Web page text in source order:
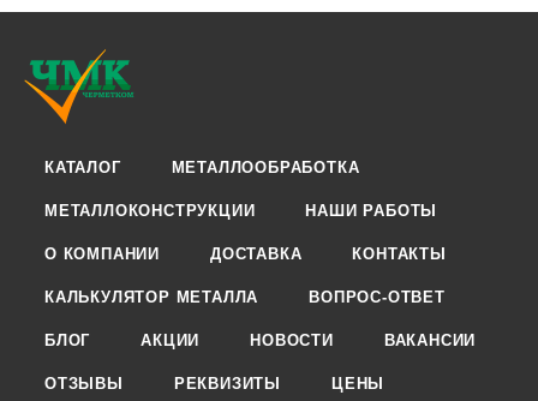
КАТАЛОГ МЕТАЛЛООБРАБОТКА
МЕТАЛЛОКОНСТРУКЦИИ НАШИ РАБОТЫ
О КОМПАНИИ ДОСТАВКА КОНТАКТЫ
КАЛЬКУЛЯТОР МЕТАЛЛА ВОПРОС-ОТВЕТ
БЛОГ АКЦИИ НОВОСТИ ВАКАНСИИ
ОТЗЫВЫ РЕКВИЗИТЫ ЦЕНЫ